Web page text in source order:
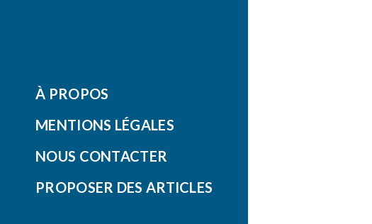
À PROPOS
MENTIONS LÉGALES
NOUS CONTACTER
PROPOSER DES ARTICLES